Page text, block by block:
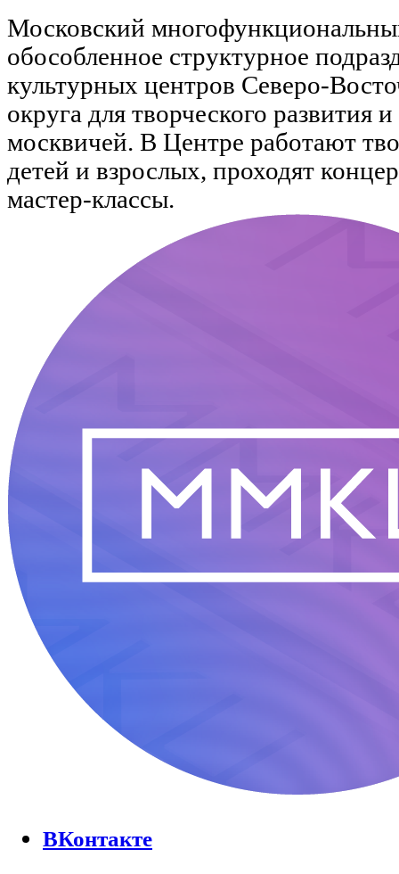
Московский
обособленное структурное
культурных центров Северо-
округа для творческого развития
москвичей. В Центре работают
детей и взрослых, проходят
мастер-классы.
ВКонтакте